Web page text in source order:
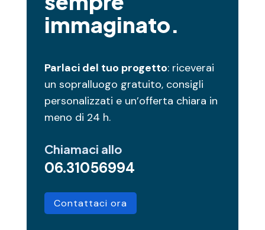
immaginato.
Parlaci del tuo progetto: riceverai
un sopralluogo gratuito, consigli
personalizzati e un’offerta chiara in
meno di 24 h.
Chiamaci allo
06.31056994
Contattaci ora